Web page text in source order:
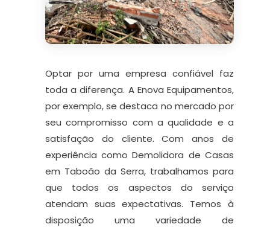
Optar por uma empresa confiável faz
toda a diferença. A Enova Equipamentos,
por exemplo, se destaca no mercado por
seu compromisso com a qualidade e a
satisfação do cliente. Com anos de
experiência como Demolidora de Casas
em Taboão da Serra, trabalhamos para
que todos os aspectos do serviço
atendam suas expectativas. Temos à
disposição uma variedade de